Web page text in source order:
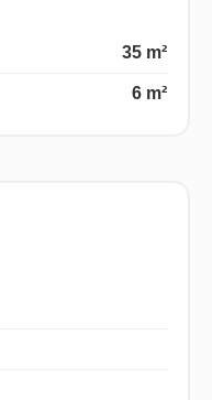
35 m²
6 m²